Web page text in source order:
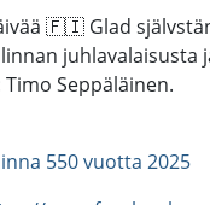
🇫🇮 Glad
juhlavalaisusta
Seppäläinen.
550 vuotta 2025